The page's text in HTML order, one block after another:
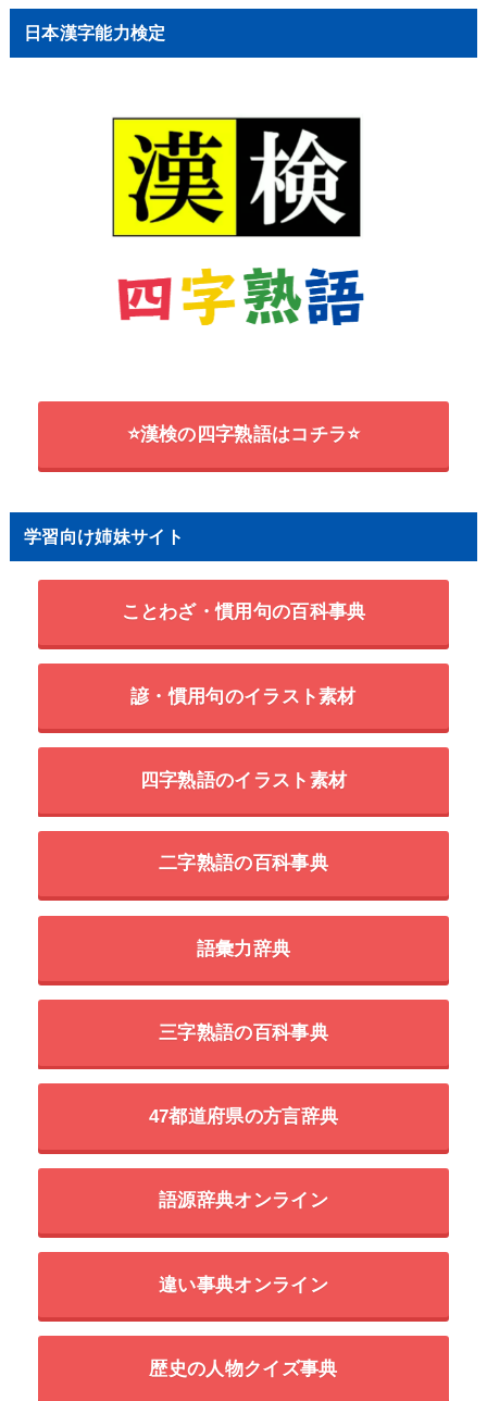
日本漢字能力検定
⭐漢検の四字熟語はコチラ⭐
学習向け姉妹サイト
ことわざ・慣用句の百科事典
諺・慣用句のイラスト素材
四字熟語のイラスト素材
二字熟語の百科事典
語彙力辞典
三字熟語の百科事典
47都道府県の方言辞典
語源辞典オンライン
違い事典オンライン
歴史の人物クイズ事典